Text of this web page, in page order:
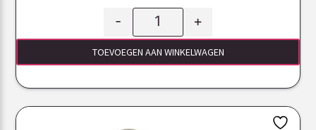
- +
TOEVOEGEN AAN WINKELWAGEN